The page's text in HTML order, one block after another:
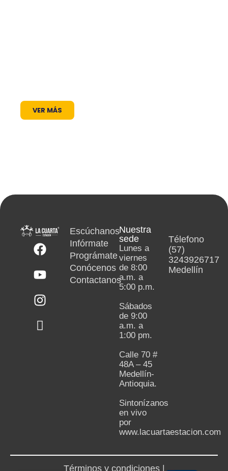
VER MÁS
Escúchanos
Infórmate
Prográmate
Conócenos
Contactanos
Nuestra
sede
Lunes a
viernes
de 8:00
a.m. a
5:00 p.m.
Sábados
de 9:00
a.m. a
1:00 pm.
Calle 70 #
48A – 45
Medellín-
Antioquia.
Sintonízanos
en vivo
por
www.lacuartaestacion.com
Télefono
(57)
3243926717
Medellín
Términos y condiciones |